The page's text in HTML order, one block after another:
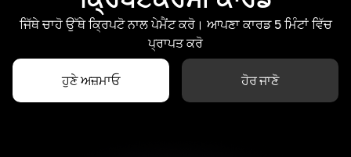
ਜਿੱਥੇ ਚਾਹੋ ਉੱਥੇ ਕ੍ਰਿਪਟੋ ਨਾਲ ਪੇਮੈਂਟ ਕਰੋ। ਆਪਣਾ ਕਾਰਡ 5 ਮਿੰਟਾਂ ਵਿੱਚ
ਪ੍ਰਾਪਤ ਕਰੋ
ਹੁਣੇ ਅਜ਼ਮਾਓ ਹੋਰ ਜਾਣੋ